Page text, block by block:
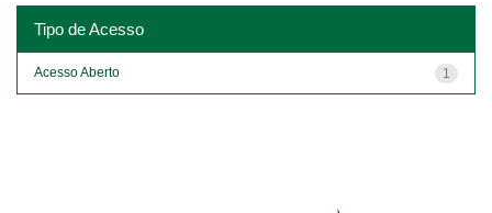
Tipo de Acesso
1
Acesso Aberto